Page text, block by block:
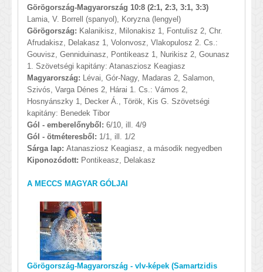
Görögország-Magyarország 10:8 (2:1, 2:3, 3:1, 3:3)
Lamia, V. Borrell (spanyol), Koryzna (lengyel)
Görögország: Kalanikisz, Milonakisz 1, Fontulisz 2, Chr.
Afrudakisz, Delakasz 1, Volonvosz, Vlakopulosz 2. Cs.:
Gouvisz, Genniduinasz, Pontikeasz 1, Nurikisz 2, Gounasz
1. Szövetségi kapitány: Atanasziosz Keagiasz
Magyarország: Lévai, Gór-Nagy, Madaras 2, Salamon,
Szivós, Varga Dénes 2, Hárai 1. Cs.: Vámos 2,
Hosnyánszky 1, Decker Á., Török, Kis G. Szövetségi
kapitány: Benedek Tibor
Gól - emberelőnyből: 6/10, ill. 4/9
Gól - ötméteresből: 1/1, ill. 1/2
Sárga lap: Atanasziosz Keagiasz, a második negyedben
Kiponozódott: Pontikeasz, Delakasz
A MECCS MAGYAR GÓLJAI
Görögország-Magyarország - vlv-képek (Samartzidis